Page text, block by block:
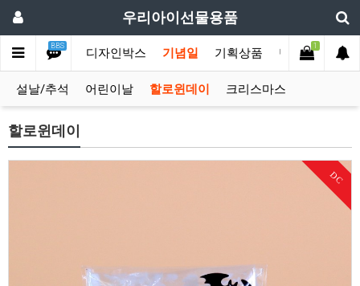
우리아이선물용품
BBS
손잡이박스 디자인박스 기념일 기획상품 단체행사 옛
1
설날/추석 어린이날 할로윈데이 크리스마스
할로윈데이
DC